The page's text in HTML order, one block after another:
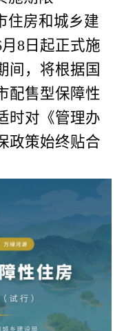
住房和城乡建
月 8日起正式施
间，将根据国
配售型保障性
时对《管理办
政策始终贴合